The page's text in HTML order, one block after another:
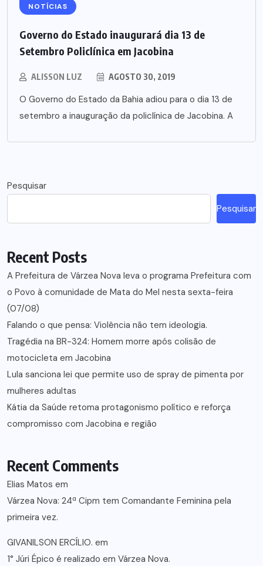
NOTÍCIAS
Governo do Estado inaugurará dia 13 de
Setembro Policlínica em Jacobina
ALISSON LUZ AGOSTO 30, 2019
O Governo do Estado da Bahia adiou para o dia 13 de
setembro a inauguração da policlínica de Jacobina. A
Pesquisar
Pesquisar
Recent Posts
A Prefeitura de Várzea Nova leva o programa Prefeitura com
o Povo à comunidade de Mata do Mel nesta sexta-feira
(07/08)
Falando o que pensa: Violência não tem ideologia.
Tragédia na BR-324: Homem morre após colisão de
motocicleta em Jacobina
Lula sanciona lei que permite uso de spray de pimenta por
mulheres adultas
Kátia da Saúde retoma protagonismo político e reforça
compromisso com Jacobina e região
Recent Comments
Elias Matos em
Várzea Nova: 24ª Cipm tem Comandante Feminina pela
primeira vez.
GIVANILSON ERCÍLIO. em
1° Júri Épico é realizado em Várzea Nova.